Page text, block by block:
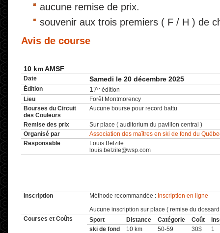
aucune remise de prix.
souvenir aux trois premiers ( F / H ) de
Avis de course
10 km AMSF
Date Samedi le 20 décembre 2025
Édition 17e édition
Lieu
Forêt Montmorency
Bourses du Circuit
des Couleurs
Aucune bourse pour record battu
Remise des prix
Sur place ( auditorium du pavillon central )
Organisé par
Association des maîtres en ski de fond du
Responsable
Louis Belzile
louis.belzile@wsp.com
Inscription Méthode recommandée : Inscription en ligne
Aucune inscription sur place ( remise du
Courses et Coûts
Sport Distance Catégorie Coût
ski de fond
10 km 50-59 30$
1